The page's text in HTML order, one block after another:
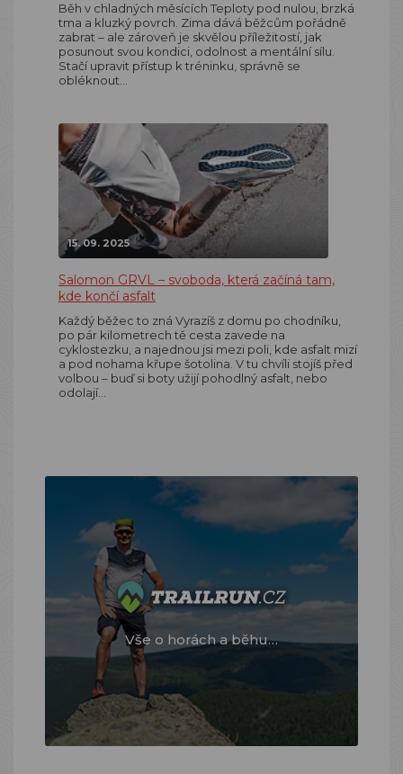
Běh v chladných měsících Teploty pod nulou, brzká
tma a kluzký povrch. Zima dává běžcům pořádně
zabrat – ale zároveň je skvělou příležitostí, jak
posunout svou kondici, odolnost a mentální sílu.
Stačí upravit přístup k tréninku, správně se
obléknout…
15. 09. 2025
Salomon GRVL – svoboda, která začíná tam,
kde končí asfalt
Každý běžec to zná Vyrazíš z domu po chodníku,
po pár kilometrech tě cesta zavede na
cyklostezku, a najednou jsi mezi poli, kde asfalt mizí
a pod nohama křupe šotolina. V tu chvíli stojíš před
volbou – buď si boty užijí pohodlný asfalt, nebo
odolají…
Vše o horách a běhu…